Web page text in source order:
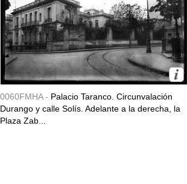
0060FMHA - Palacio Taranco. Circunvalación
Durango y calle Solís. Adelante a la derecha, la
Plaza Zab...